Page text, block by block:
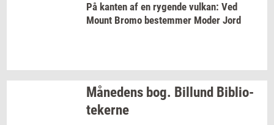
På kan­ten af en ry­gen­de vulkan: Ved
Mount Bromo be­stem­mer Moder Jord
Må­ne­dens bog. Bil­lund Bi­bli­o­
te­ker­ne